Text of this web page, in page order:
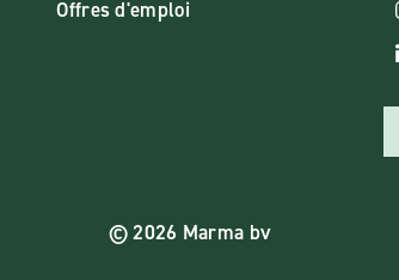
Offres d'emploi
© 2026 Marma bv